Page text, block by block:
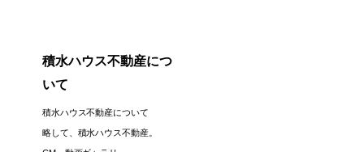
積水ハウス不動産につ
いて
積水ハウス不動産について
略して、積水ハウス不動産。